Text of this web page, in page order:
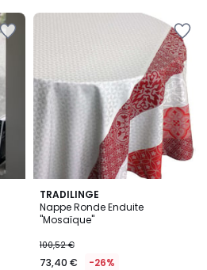
TRADILINGE
Nappe Ronde Enduite
"Mosaïque"
100,52 €
73,40 € -26%